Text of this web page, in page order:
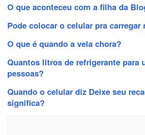
O que aconteceu com a filha da
Pode colocar o celular pra carregar
O que é quando a vela chora?
Quantos litros de refrigerante para
pessoas?
Quando o celular diz Deixe seu
significa?